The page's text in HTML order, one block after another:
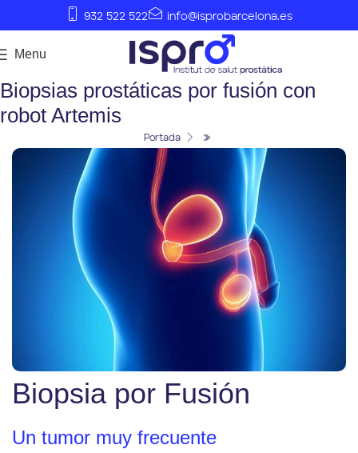
932 522 522 info@isprobarcelona.es
Menu
Biopsias prostáticas por fusión con
robot Artemis
Portada »
Biopsia por Fusión
Un tumor muy frecuente